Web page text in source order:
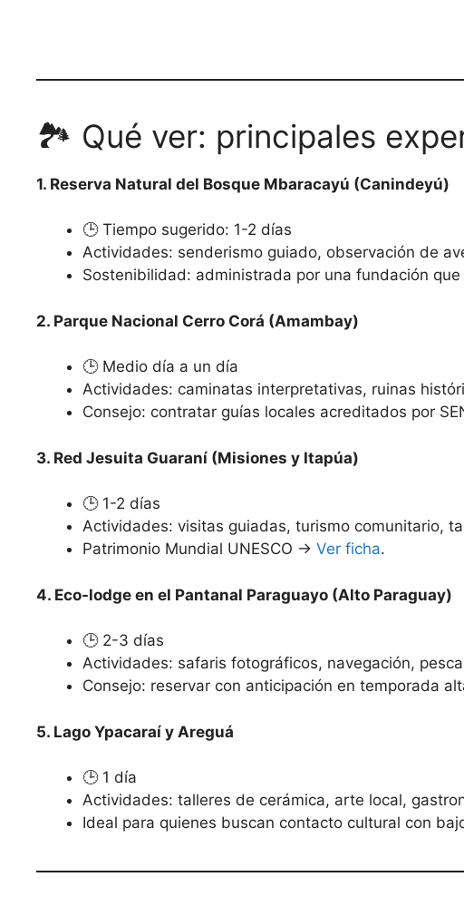
🏞️ Qué ver: principales
1. Reserva Natural del Bosque Mbaracayú (Canindeyú)
🕒 Tiempo sugerido: 1-2 días
Actividades: senderismo guiado, observación de
Sostenibilidad: administrada por una fundación
2. Parque Nacional Cerro Corá (Amambay)
🕒 Medio día a un día
Actividades: caminatas interpretativas, ruinas
Consejo: contratar guías locales acreditados por
3. Red Jesuita Guaraní (Misiones y Itapúa)
🕒 1-2 días
Actividades: visitas guiadas, turismo comunitario,
Patrimonio Mundial UNESCO → Ver ficha.
4. Eco-lodge en el Pantanal Paraguayo (Alto Paraguay)
🕒 2-3 días
Actividades: safaris fotográficos, navegación,
Consejo: reservar con anticipación en temporada
5. Lago Ypacaraí y Areguá
🕒 1 día
Actividades: talleres de cerámica, arte local,
Ideal para quienes buscan contacto cultural con